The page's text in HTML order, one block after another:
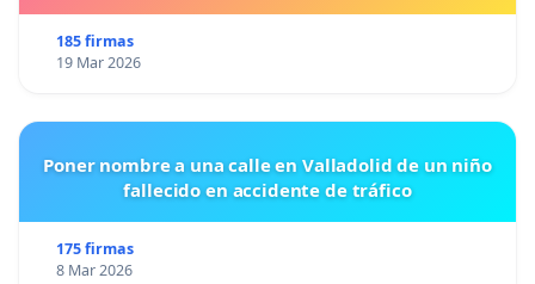
185 firmas
19 Mar 2026
Poner nombre a una calle en Valladolid de un niño
fallecido en accidente de tráfico
175 firmas
8 Mar 2026